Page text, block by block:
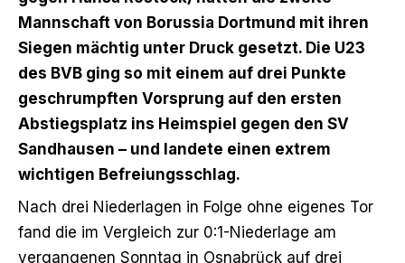
Mannschaft von Borussia Dortmund mit ihren
Siegen mächtig unter Druck gesetzt. Die U23
des BVB ging so mit einem auf drei Punkte
geschrumpften Vorsprung auf den ersten
Abstiegsplatz ins Heimspiel gegen den SV
Sandhausen – und landete einen extrem
wichtigen Befreiungsschlag.
Nach drei Niederlagen in Folge ohne eigenes Tor
fand die im Vergleich zur 0:1-Niederlage am
vergangenen Sonntag in Osnabrück auf drei